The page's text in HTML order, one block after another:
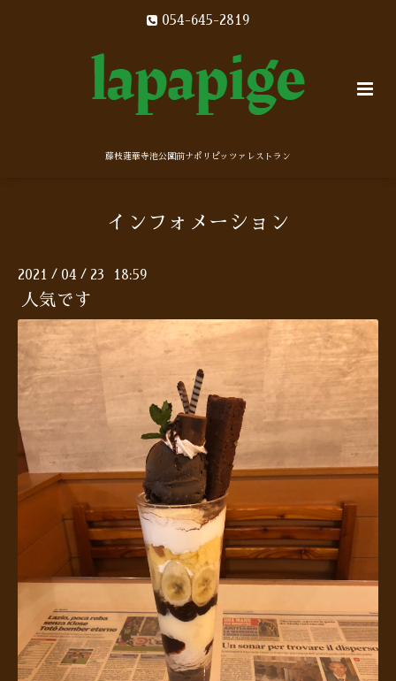
054-645-2819
藤枝蓮華寺池公園前ナポリピッツァレストラン
インフォメーション
2021 / 04 / 23 18:59
人気です